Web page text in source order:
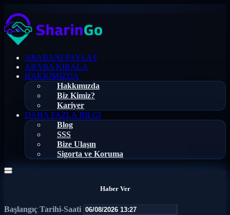
ARABANI PAYLAŞ
ARABA KIRALA
HAKKIMIZDA
Hakkımızda
Biz Kimiz?
Kariyer
DAHA FAZLA BILGI
Blog
SSS
Bize Ulaşın
Sigorta ve Koruma
Haber Ver
Başlangıç Tarihi-Saati